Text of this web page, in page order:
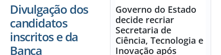
Divulgação dos
candidatos
inscritos e da
Banca
Governo do Estado
decide recriar
Secretaria de
Ciência, Tecnologia e
Inovação após